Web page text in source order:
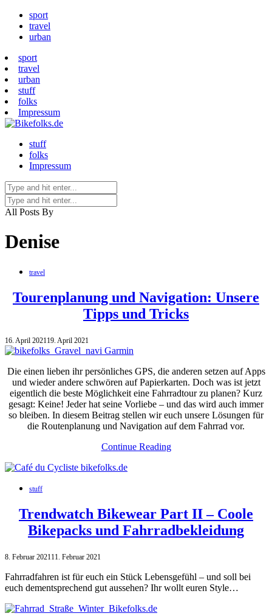
sport
travel
urban
sport
travel
urban
stuff
folks
Impressum
stuff
folks
Impressum
All Posts By
Denise
travel
Tourenplanung und Navigation: Unsere
Tipps und Tricks
16. April 2021 19. April 2021
Die einen lieben ihr persönliches GPS, die anderen setzen auf Apps
und wieder andere schwören auf Papierkarten. Doch was ist jetzt
eigentlich die beste Möglichkeit eine Fahrradtour zu planen? Kurz
gesagt: Keine! Jeder hat seine Vorliebe – und das wird auch immer
so bleiben. In diesem Beitrag stellen wir euch unsere Lösungen für
die Routenplanung und Navigation auf dem Fahrrad vor.
Continue Reading
stuff
Trendwatch Bikewear Part II – Coole
Bikepacks und Fahrradbekleidung
8. Februar 2021 11. Februar 2021
Fahrradfahren ist für euch ein Stück Lebensgefühl – und soll bei
euch dementsprechend gut aussehen? Ihr wollt euren Style…